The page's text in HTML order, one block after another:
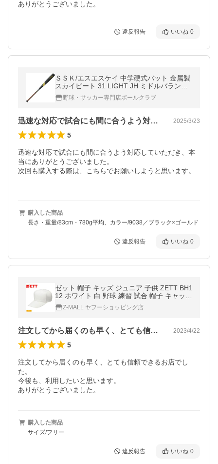
ありがとうございました。
違反報告 いいね 0
ＳＳＫ/エスエスケイ 中学硬式バット 金属製
スカイビート 31 LIGHT JH ミドルバランス
野球 中学生 学生 部活 SBB2009-9038
野球・サッカー専門店ボールクラブ
迅速な対応で試合にも間に合うよう対応し… 2025/3/23
5
迅速な対応で試合にも間に合うよう対応していただき、本
当にありがとうございました。
次回も購入する際は、こちらでお願いしようと思います。
購入した商品
長さ・重量/83cm・780g平均、カラー/9038／ブラック×ゴールド
違反報告 いいね 0
ゼット 帽子 キッズ ジュニア 子供 ZETT BH1
12 ホワイト 白 野球 練習 試合 帽子 キャップ
ベースボール スポーツ 運動 部活 クラブチー
ム 定番 ベーシック
Z-MALL ヤフーショッピング店
注文してから届くのも早く、とても信頼で… 2023/4/22
5
注文してから届くのも早く、とても信頼できるお店でし
た。
今後も、利用したいと思います。
ありがとうございました。
購入した商品
サイズ/フリー
違反報告 いいね 0